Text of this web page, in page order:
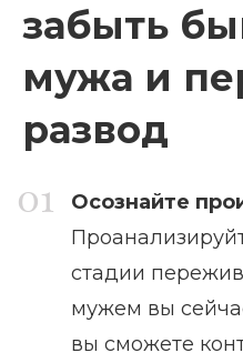
забыть
мужа и
развод
Осознайте
стадии
мужем вы
вы сможете